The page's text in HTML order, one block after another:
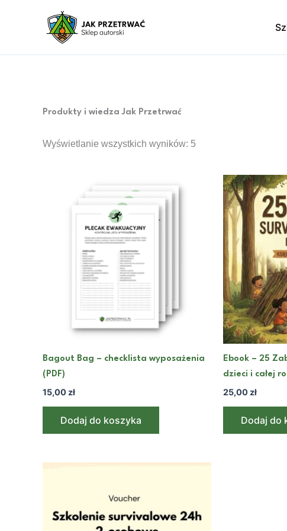
Produkty i wiedza Jak Przetrwać
Wyświetlanie wszystkich wyników: 5
Bagout Bag – checklista wyposażenia
(PDF)
15,00 zł
Dodaj do koszyka
Ebook – 25
dzieci i całej
25,00 zł
Dodaj do